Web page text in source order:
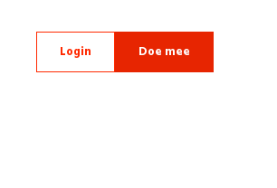
Login Doe mee